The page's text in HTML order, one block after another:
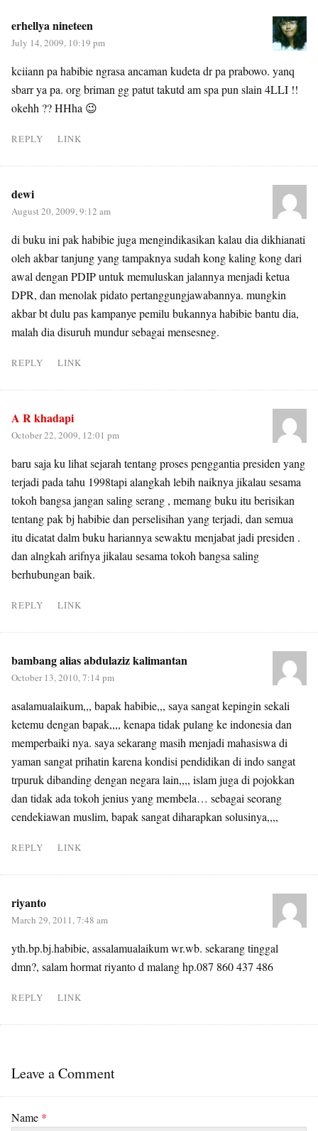
erhellya nineteen
July 14, 2009, 10:19 pm
kciiann pa habibie ngrasa ancaman kudeta dr pa prabowo. yanq
sbarr ya pa. org briman gg patut takutd am spa pun slain 4LLI !!
okehh ?? HHha 😉
REPLY LINK
dewi
August 20, 2009, 9:12 am
di buku ini pak habibie juga mengindikasikan kalau dia dikhianati
oleh akbar tanjung yang tampaknya sudah kong kaling kong dari
awal dengan PDIP untuk memuluskan jalannya menjadi ketua
DPR, dan menolak pidato pertanggungjawabannya. mungkin
akbar bt dulu pas kampanye pemilu bukannya habibie bantu dia,
malah dia disuruh mundur sebagai mensesneg.
REPLY LINK
A R khadapi
October 22, 2009, 12:01 pm
baru saja ku lihat sejarah tentang proses penggantia presiden yang
terjadi pada tahu 1998tapi alangkah lebih naiknya jikalau sesama
tokoh bangsa jangan saling serang , memang buku itu berisikan
tentang pak bj habibie dan perselisihan yang terjadi, dan semua
itu dicatat dalm buku hariannya sewaktu menjabat jadi presiden .
dan alngkah arifnya jikalau sesama tokoh bangsa saling
berhubungan baik.
REPLY LINK
bambang alias abdulaziz kalimantan
October 13, 2010, 7:14 pm
asalamualaikum,,, bapak habibie,,, saya sangat kepingin sekali
ketemu dengan bapak,,,, kenapa tidak pulang ke indonesia dan
memperbaiki nya. saya sekarang masih menjadi mahasiswa di
yaman sangat prihatin karena kondisi pendidikan di indo sangat
trpuruk dibanding dengan negara lain,,,, islam juga di pojokkan
dan tidak ada tokoh jenius yang membela… sebagai seorang
cendekiawan muslim, bapak sangat diharapkan solusinya,,,,
REPLY LINK
riyanto
March 29, 2011, 7:48 am
yth.bp.bj.habibie, assalamualaikum wr.wb. sekarang tinggal
dmn?, salam hormat riyanto d malang hp.087 860 437 486
REPLY LINK
Leave a Comment
Name *